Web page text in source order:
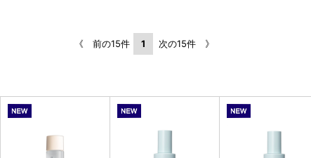
《 前の15件 1 次の15件 》